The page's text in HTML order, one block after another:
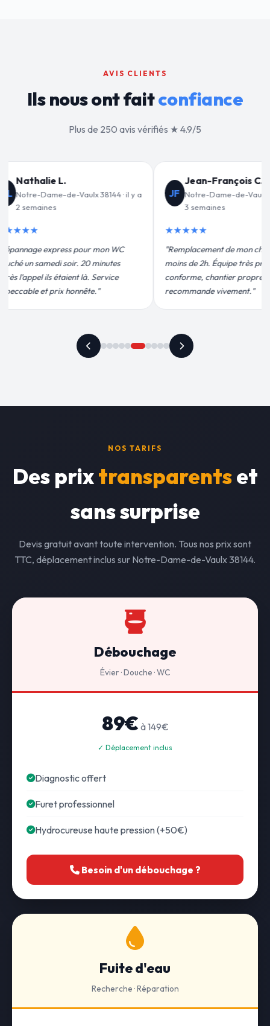
AVIS CLIENTS
Ils nous ont faitconfiance
Plus de 250 avis vérifiés ★ 4.9/5
C.
de-Vaulx 38144 · il y a
de mon chauffe-eau en
très pro, devis
propre. Je
vivement."
VD
Valérie D.
Notre-Dame-de-Vaulx 38144 · il y
a 1 mois
"Un grand merci à Sylvain Plombier
pour leur intervention rapide et
efficace. Fuite réparée en 30 min, prix
plus qu'honnête !"
NOS TARIFS
Des prixtransparentset
sans surprise
Devis gratuit avant toute intervention. Tous nos prix sont
TTC, déplacement inclus sur Notre-Dame-de-Vaulx 38144.
Débouchage
Évier · Douche · WC
89€ à 149€
✓ Déplacement inclus
Diagnostic offert
Furet professionnel
Hydrocureuse haute pression (+50€)
Besoin d'un débouchage ?
Fuite d'eau
Recherche · Réparation